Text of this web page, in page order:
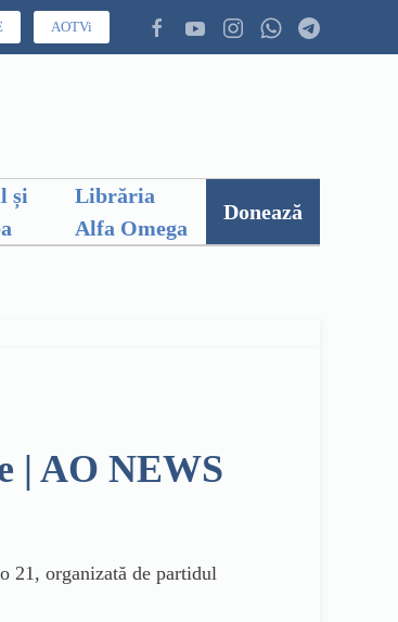
AOTVi
și
Librăria
Alfa Omega
Donează
| AO NEWS
21, organizată de partidul